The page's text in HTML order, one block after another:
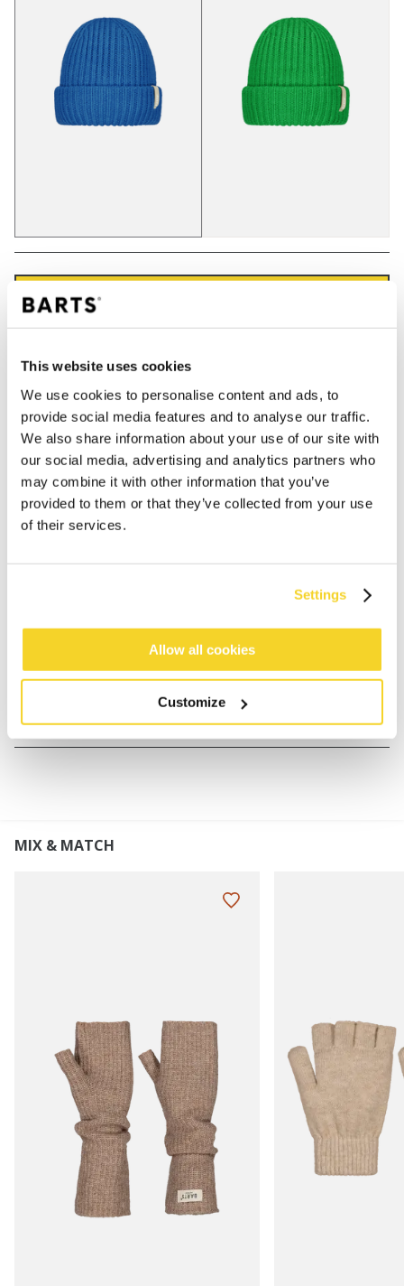
This website uses cookies
We use cookies to personalise content and ads, to
provide social media features and to analyse our traffic.
We also share information about your use of our site with
our social media, advertising and analytics partners who
may combine it with other information that you’ve
provided to them or that they’ve collected from your use
of their services.
Settings
Allow all cookies
Customize
Bestellingen die op werkdagen vóór 12:00 uur
Gratis verzending voor orders boven € 50,- binnen
NL
Binnen 30 dagen retourneren
BESCHRIJVING
Vrouwen beanie
en warmte
Hoogte omslag: 7 cm
MATERIAAL EN DETAILS
MIX & MATCH